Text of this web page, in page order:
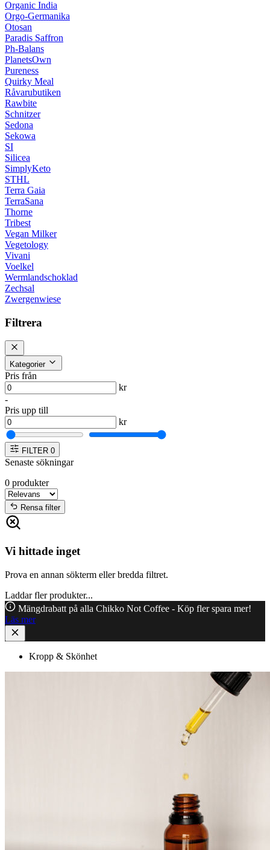
Organic India
Orgo-Germanika
Otosan
Paradis Saffron
Ph-Balans
PlanetsOwn
Pureness
Quirky Meal
Råvarubutiken
Rawbite
Schnitzer
Sedona
Sekowa
SI
Silicea
SimplyKeto
STHL
Terra Gaia
TerraSana
Thorne
Tribest
Vegan Milker
Vegetology
Vivani
Voelkel
Wermlandschoklad
Zechsal
Zwergenwiese
Filtrera
Kategorier
Pris från
kr
-
Pris upp till
kr
FILTER 0
Senaste sökningar
0 produkter
Rensa filter
Vi hittade inget
Prova en annan sökterm eller bredda filtret.
Laddar fler produkter...
Mängdrabatt på alla Chikko Not Coffee - Köp fler spara mer!
Läs mer
Kropp & Skönhet